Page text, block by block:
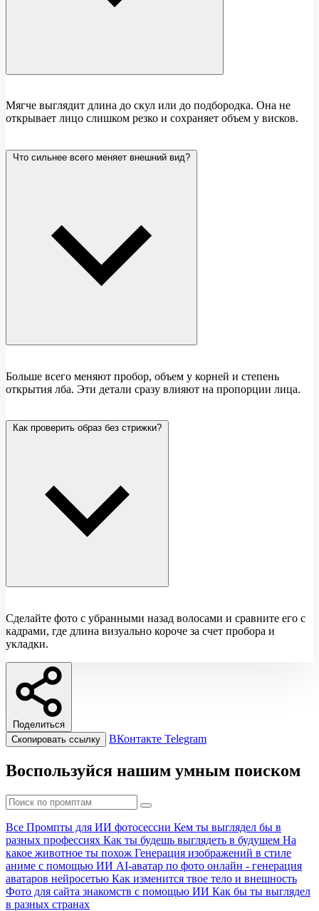
Мягче выглядит длина до скул или до подбородка. Она не
открывает лицо слишком резко и сохраняет объем у висков.
Что сильнее всего меняет внешний вид?
Больше всего меняют пробор, объем у корней и степень
открытия лба. Эти детали сразу влияют на пропорции лица.
Как проверить образ без стрижки?
Сделайте фото с убранными назад волосами и сравните его с
кадрами, где длина визуально короче за счет пробора и
укладки.
Поделиться
Скопировать ссылку
ВКонтакте Telegram
Воспользуйся нашим умным поиском
Все Промпты для ИИ фотосессии Кем ты выглядел бы в
разных профессиях Как ты будешь выглядеть в будущем На
какое животное ты похож Генерация изображений в стиле
аниме с помощью ИИ AI-аватар по фото онлайн - генерация
аватаров нейросетью Как изменится твое тело и внешность
Фото для сайта знакомств с помощью ИИ Как бы ты выглядел
в разных странах